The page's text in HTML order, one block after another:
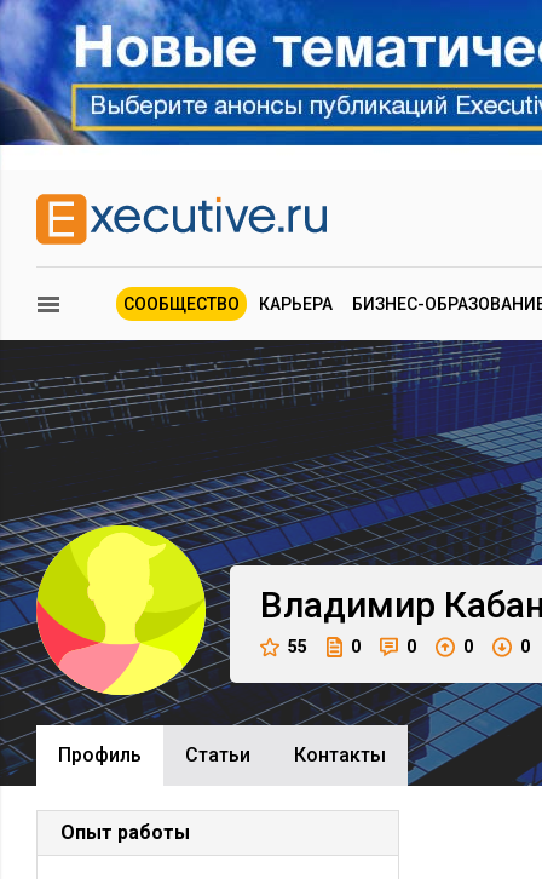
СООБЩЕСТВО КАРЬЕРА БИЗНЕС-
Владимир
55 0 0 0 0
Профиль Cтатьи Контакты
Опыт работы